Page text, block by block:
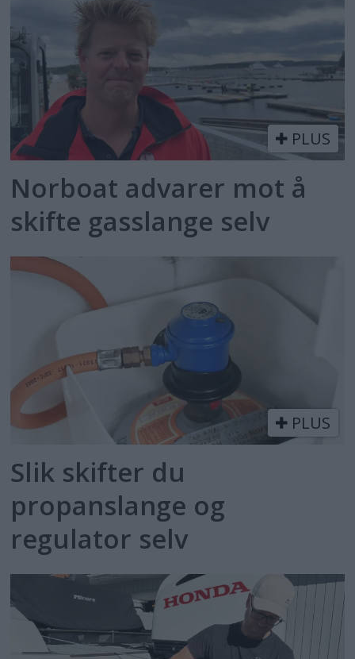
PLUS
Norboat advarer mot å
skifte gasslange selv
PLUS
Slik skifter du
propanslange og
regulator selv